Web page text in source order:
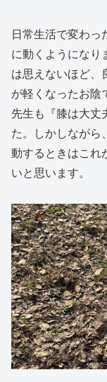
日常生活で変わっ
に動くようになり
は思えないほど、
が軽くなったお陰
先生も『膝は大丈
た。しかしながら
動するときはこれ
いと思います。